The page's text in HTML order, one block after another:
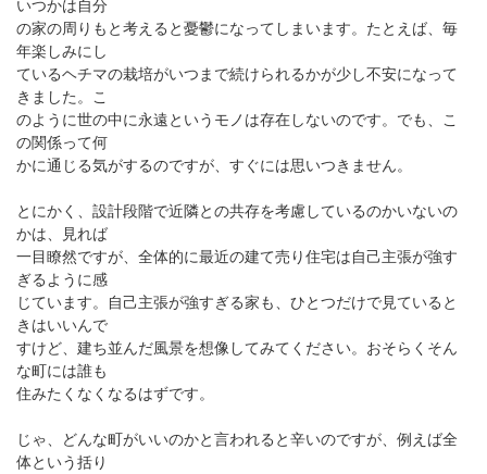
いつかは自分
の家の周りもと考えると憂鬱になってしまいます。たとえば、毎
年楽しみにし
ているヘチマの栽培がいつまで続けられるかが少し不安になって
きました。こ
のように世の中に永遠というモノは存在しないのです。でも、こ
の関係って何
かに通じる気がするのですが、すぐには思いつきません。
とにかく、設計段階で近隣との共存を考慮しているのかいないの
かは、見れば
一目瞭然ですが、全体的に最近の建て売り住宅は自己主張が強す
ぎるように感
じています。自己主張が強すぎる家も、ひとつだけで見ていると
きはいいんで
すけど、建ち並んだ風景を想像してみてください。おそらくそん
な町には誰も
住みたくなくなるはずです。
じゃ、どんな町がいいのかと言われると辛いのですが、例えば全
体という括り